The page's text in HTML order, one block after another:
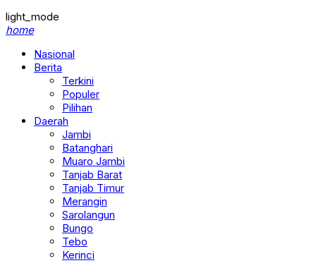
light_mode
home
Nasional
Berita
Terkini
Populer
Pilihan
Daerah
Jambi
Batanghari
Muaro Jambi
Tanjab Barat
Tanjab Timur
Merangin
Sarolangun
Bungo
Tebo
Kerinci